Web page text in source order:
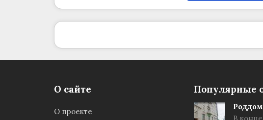
О сайте
О проекте
Популярные